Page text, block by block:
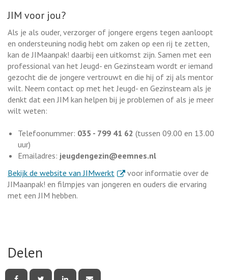
JIM voor jou?
Als je als ouder, verzorger of jongere ergens tegen aanloopt
en ondersteuning nodig hebt om zaken op een rij te zetten,
kan de JIMaanpak! daarbij een uitkomst zijn. Samen met een
professional van het Jeugd- en Gezinsteam wordt er iemand
gezocht die de jongere vertrouwt en die hij of zij als mentor
wilt. Neem contact op met het Jeugd- en Gezinsteam als je
denkt dat een JIM kan helpen bij je problemen of als je meer
wilt weten:
Telefoonummer: 035 - 799 41 62 (tussen 09.00 en 13.00
uur)
Emailadres: jeugdengezin@eemnes.nl
Bekijk de website van JIMwerkt . Externe link
voor informatie over de
JIMaanpak! en filmpjes van jongeren en ouders die ervaring
met een JIM hebben.
Delen